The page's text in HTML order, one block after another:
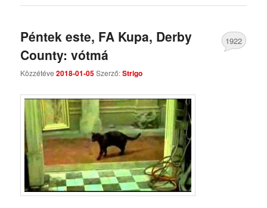
Péntek este, FA Kupa, Derby
County: vótmá
Közzétéve2018-01-05Szerző:Strigo
1922